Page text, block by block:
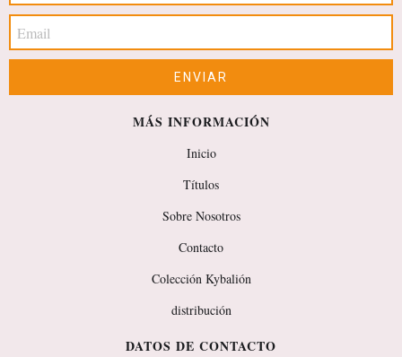
MÁS INFORMACIÓN
Inicio
Títulos
Sobre Nosotros
Contacto
Colección Kybalión
distribución
DATOS DE CONTACTO